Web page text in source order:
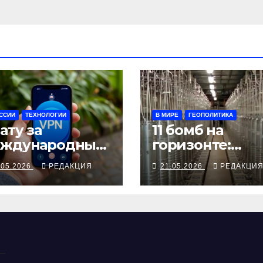
ТЕХНОЛОГИИ
за
снова
РЕДАКЦИЯ
В МИРЕ ГЕОПОЛИТИКА
11 бомб на
горизонте:
Тегеран не
позиции
21.05.2026 РЕДАКЦИЯ